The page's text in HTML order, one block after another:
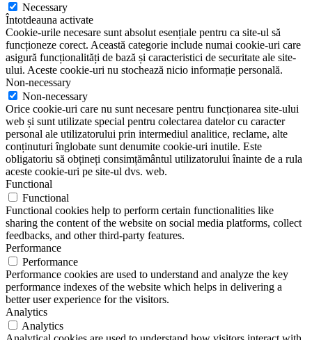
Necessary
Întotdeauna activate
Cookie-urile necesare sunt absolut esențiale pentru ca site-ul să
funcționeze corect. Această categorie include numai cookie-uri care
asigură funcționalități de bază și caracteristici de securitate ale site-
ului. Aceste cookie-uri nu stochează nicio informație personală.
Non-necessary
Non-necessary
Orice cookie-uri care nu sunt necesare pentru funcționarea site-ului
web și sunt utilizate special pentru colectarea datelor cu caracter
personal ale utilizatorului prin intermediul analitice, reclame, alte
conținuturi înglobate sunt denumite cookie-uri inutile. Este
obligatoriu să obțineți consimțământul utilizatorului înainte de a rula
aceste cookie-uri pe site-ul dvs. web.
Functional
Functional
Functional cookies help to perform certain functionalities like
sharing the content of the website on social media platforms, collect
feedbacks, and other third-party features.
Performance
Performance
Performance cookies are used to understand and analyze the key
performance indexes of the website which helps in delivering a
better user experience for the visitors.
Analytics
Analytics